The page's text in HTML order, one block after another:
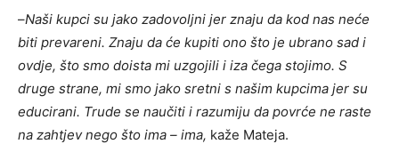
–Naši kupci su jako zadovoljni jer znaju da kod nas neće
biti prevareni. Znaju da će kupiti ono što je ubrano sad i
ovdje, što smo doista mi uzgojili i iza čega stojimo. S
druge strane, mi smo jako sretni s našim kupcima jer su
educirani. Trude se naučiti i razumiju da povrće ne raste
na zahtjev nego što ima – ima, kaže Mateja.